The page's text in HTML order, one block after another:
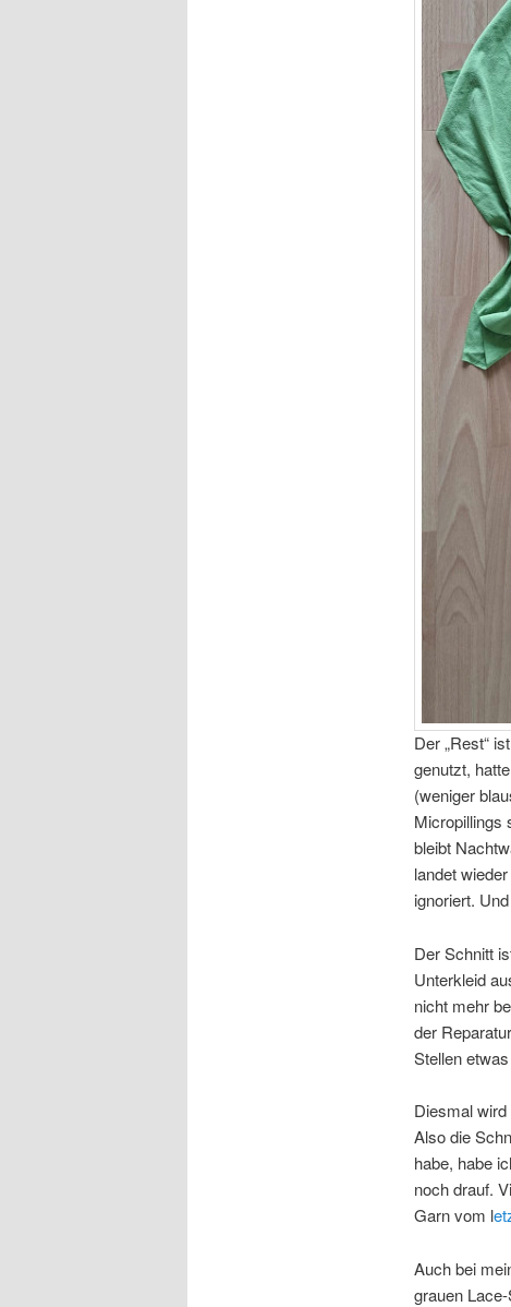
Der „Rest“
genutzt,
(weniger
Micropillings
bleibt
landet
ignoriert.
Der Schnitt
Unterkleid
nicht mehr
der
Stellen
Diesmal
Also die
habe, habe
noch drauf.
Garn vom l
Auch bei
grauen